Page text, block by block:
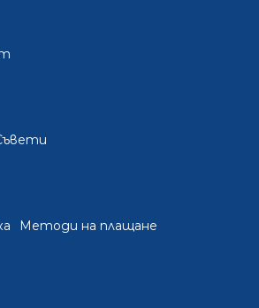
Методи на плащане